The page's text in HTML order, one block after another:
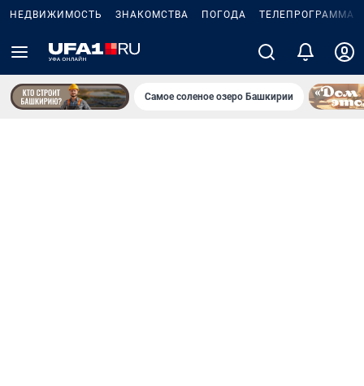
НЕДВИЖИМОСТЬ ЗНАКОМСТВА ПОГОДА ТЕЛЕПРОГРАММА
Самое соленое озеро Башкирии